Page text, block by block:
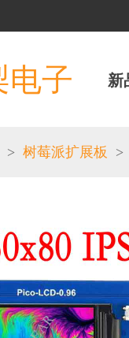
电子 新
> 树莓派扩展板 >